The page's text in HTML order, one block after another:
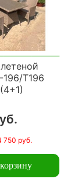
T196
750 руб.